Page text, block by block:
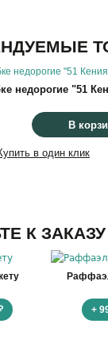
недорогие "51
В
в один клик
К ЗАКАЗУ
+